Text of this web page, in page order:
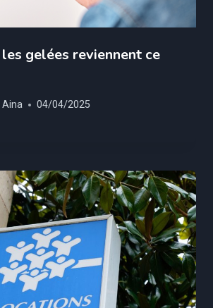
gelées reviennent ce
04/04/2025